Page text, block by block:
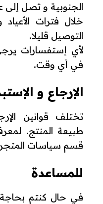
الجنوبية و تصل
خلال فترات
التوصيل قليلا.
لأي إستفسارات
في أي وقت.
الإرجاع و
تختلف قوانين
طبيعة المنتج.
قسم سياسات
للمساعدة
في حال كنتم